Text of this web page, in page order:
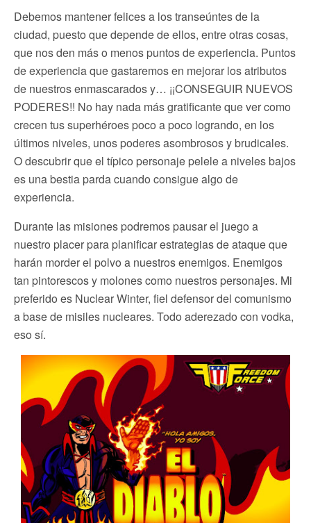
Debemos mantener felices a los transeúntes de la
ciudad, puesto que depende de ellos, entre otras cosas,
que nos den más o menos puntos de experiencia. Puntos
de experiencia que gastaremos en mejorar los atributos
de nuestros enmascarados y… ¡¡CONSEGUIR NUEVOS
PODERES!! No hay nada más gratificante que ver como
crecen tus superhéroes poco a poco logrando, en los
últimos niveles, unos poderes asombrosos y brudicales.
O descubrir que el típico personaje pelele a niveles bajos
es una bestia parda cuando consigue algo de
experiencia.
Durante las misiones podremos pausar el juego a
nuestro placer para planificar estrategias de ataque que
harán morder el polvo a nuestros enemigos. Enemigos
tan pintorescos y molones como nuestros personajes. Mi
preferido es Nuclear Winter, fiel defensor del comunismo
a base de misiles nucleares. Todo aderezado con vodka,
eso sí.